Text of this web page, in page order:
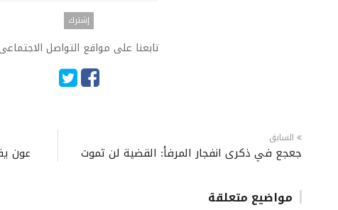
تابعنا على مواقع التواصل
السابق
جعجع في ذكرى انفجار المرفأ: القضية لن تموت عون
مواضيع متعلقة